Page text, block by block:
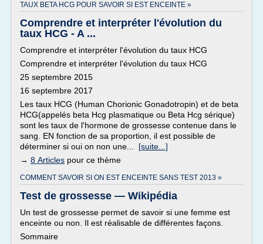
TAUX BETA HCG POUR SAVOIR SI EST ENCEINTE »
Comprendre et interpréter l'évolution du
taux HCG - A ...
Comprendre et interpréter l'évolution du taux HCG
Comprendre et interpréter l'évolution du taux HCG
25 septembre 2015
16 septembre 2017
Les taux HCG (Human Chorionic Gonadotropin) et de beta
HCG(appelés beta Hcg plasmatique ou Beta Hcg sérique)
sont les taux de l'hormone de grossesse contenue dans le
sang. EN fonction de sa proportion, il est possible de
déterminer si oui on non une... [suite...]
→ 8 Articles pour ce thème
COMMENT SAVOIR SI ON EST ENCEINTE SANS TEST 2013 »
Test de grossesse — Wikipédia
Un test de grossesse permet de savoir si une femme est
enceinte ou non. Il est réalisable de différentes façons.
Sommaire